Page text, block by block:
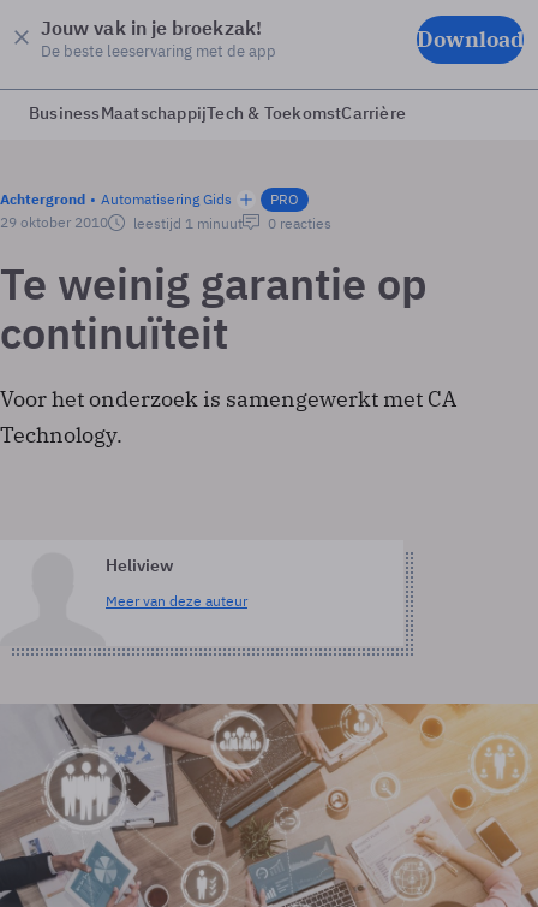
Jouw vak in je broekzak!
De beste leeservaring met de app Download
BusinessMaatschappijTech & ToekomstCarrière
Achtergrond Automatisering Gids
PRO
29 oktober 2010
leestijd 1 minuut 0 reacties
Te weinig garantie op
continuïteit
Voor het onderzoek is samengewerkt met CA
Technology.
Heliview
Meer van deze auteur